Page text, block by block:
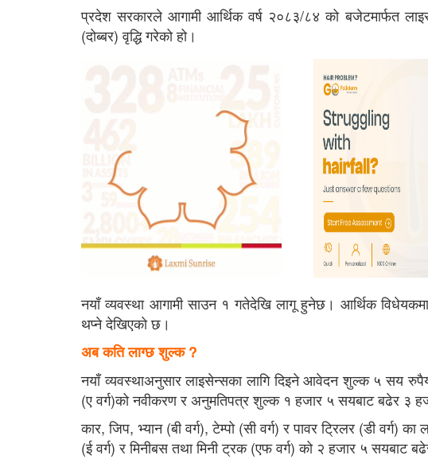
प्रदेश सरकारले आगामी आर्थिक वर्ष २०८३/८४ को बजेटमार्फत
(दोब्बर) वृद्धि गरेको हो।
नयाँ व्यवस्था आगामी साउन १ गतेदेखि लागू हुनेछ। आर्थिक
थप्ने देखिएको छ।
अब कति लाग्छ शुल्क ?
नयाँ व्यवस्थाअनुसार लाइसेन्सका लागि दिइने आवेदन शुल्क ५ सय
(ए वर्ग)को नवीकरण र अनुमतिपत्र शुल्क १ हजार ५ सयबाट बढेर ३
कार, जिप, भ्यान (बी वर्ग), टेम्पो (सी वर्ग) र पावर ट्रिलर (डी वर्ग)
(ई वर्ग) र मिनीबस तथा मिनी ट्रक (एफ वर्ग) को २ हजार ५ सयबाट